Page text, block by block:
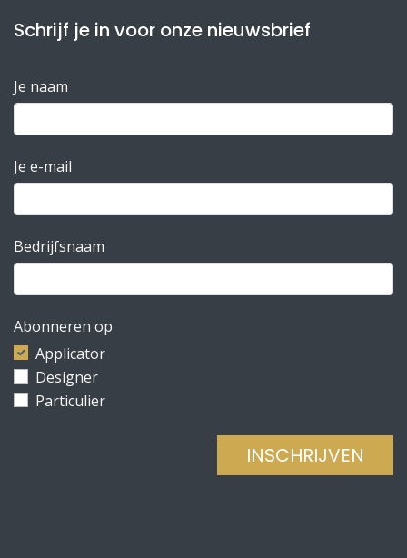
Schrijf je in voor onze nieuwsbrief
Je naam
Je e-mail
Bedrijfsnaam
Abonneren op
Applicator
Designer
Particulier
INSCHRIJVEN